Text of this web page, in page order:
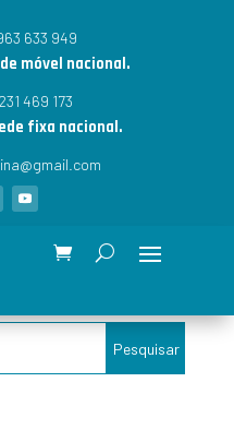
633 949
móvel nacional.
231 469 173
fixa nacional.